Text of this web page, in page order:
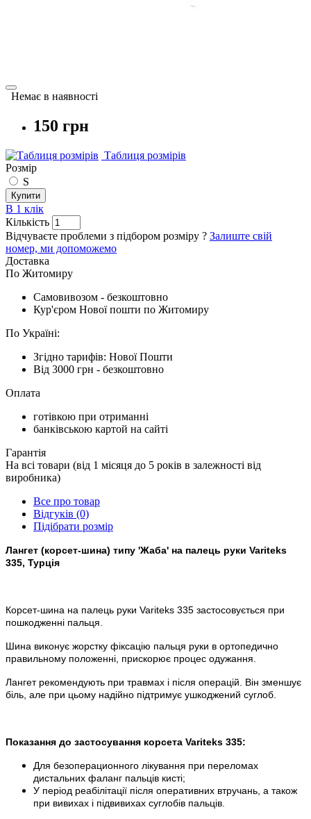
Немає в наявності
150 грн
Таблиця розмірів
Розмір
S
Купити
В 1 клік
Кількість
Відчуваєте проблеми з підбором розміру ? Залиште свій
номер, ми допоможемо
Доставка
По Житомиру
Cамовивозом - безкоштовно
Кур'єром Нової пошти по Житомиру
По Україні:
Згідно тарифів: Нової Пошти
Від 3000 грн - безкоштовно
Оплата
готівкою при отриманні
банківською картой на сайті
Гарантія
На всі товари (від 1 місяця до 5 років в залежності від
виробника)
Все про товар
Відгуків (0)
Підібрати розмір
Лангет (корсет-шина) типу 'Жаба' на палець руки Variteks
335, Турція
Корсет-шина на палець руки Variteks 335 застосовується при
пошкодженні пальця.
Шина виконує жорстку фіксацію пальця руки в ортопедично
правильному положенні, прискорює процес одужання.
Лангет рекомендують при травмах і після операцій. Він зменшує
біль, але при цьому надійно підтримує ушкоджений суглоб.
Показання до застосування корсета Variteks 335:
Для безоперационного лікування при переломах
дистальних фаланг пальців кисті;
У період реабілітації після оперативних втручань, а також
при вивихах і підвивихах суглобів пальців.